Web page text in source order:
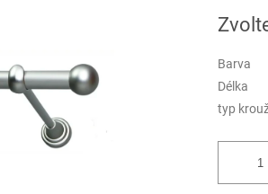
cena:
Barva
Délka
typ